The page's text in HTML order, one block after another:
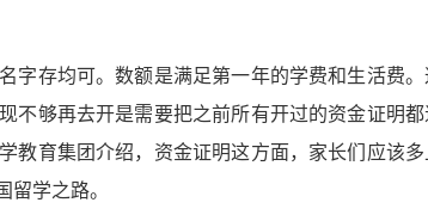
字存均可。数额是满足第一年的学费和生活费
不够再去开是需要把之前所有开过的资金证明都
教育集团介绍，资金证明这方面，家长们应该多
学之路。